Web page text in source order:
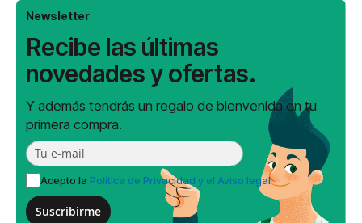
Newsletter
Recibe las últimas
novedades y ofertas.
Y además tendrás un regalo de bienvenida en tu
primera compra.
Acepto la Política de Privacidad y el Aviso legal
Suscribirme